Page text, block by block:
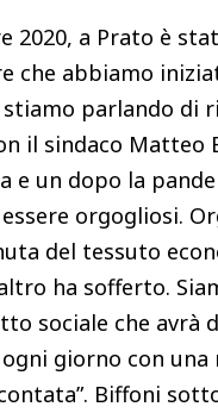
2020, a Prato è
che abbiamo
parlando di
il sindaco Matteo
e un dopo la
orgogliosi.
del tessuto
ha sofferto.
sociale che avrà
giorno con una
Biffoni